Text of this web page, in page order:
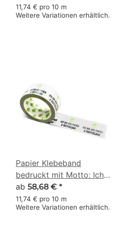
m weiss
11,74 € pro 10 m
Weitere Variationen erhältlich.
Papier Klebeband
bedruckt mit Motto: Ich
bin aus Papier und
recycelbar - 50 m weiss
ab 58,68 € *
11,74 € pro 10 m
Weitere Variationen erhältlich.